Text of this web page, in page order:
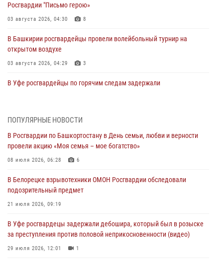
Росгвардии "Письмо герою»
03 августа 2026, 04:30 8
В Башкирии росгвардейцы провели волейбольный турнир на
открытом воздухе
03 августа 2026, 04:29 3
В Уфе росгвардейцы по горячим следам задержали
Башкортостана ответил на вопросы граждан
30 июля 2026, 12:54
за преступления против половой неприкосновенности (видео)
29 июля 2026, 12:01
Башкортостана проведет прямую линию
29 июля 2026, 10:52
ПОПУЛЯРНЫЕ НОВОСТИ
В Росгвардии по Башкортостану в День семьи, любви и верности
провели акцию «Моя семья – мое богатство»
08 июля 2026, 06:28 6
В Белорецке взрывотехники ОМОН Росгвардии обследовали
подозрительный предмет
21 июля 2026, 09:19
В Уфе росгвардецы задержали дебошира, который был в розыске
за преступления против половой неприкосновенности (видео)
29 июля 2026, 12:01 1